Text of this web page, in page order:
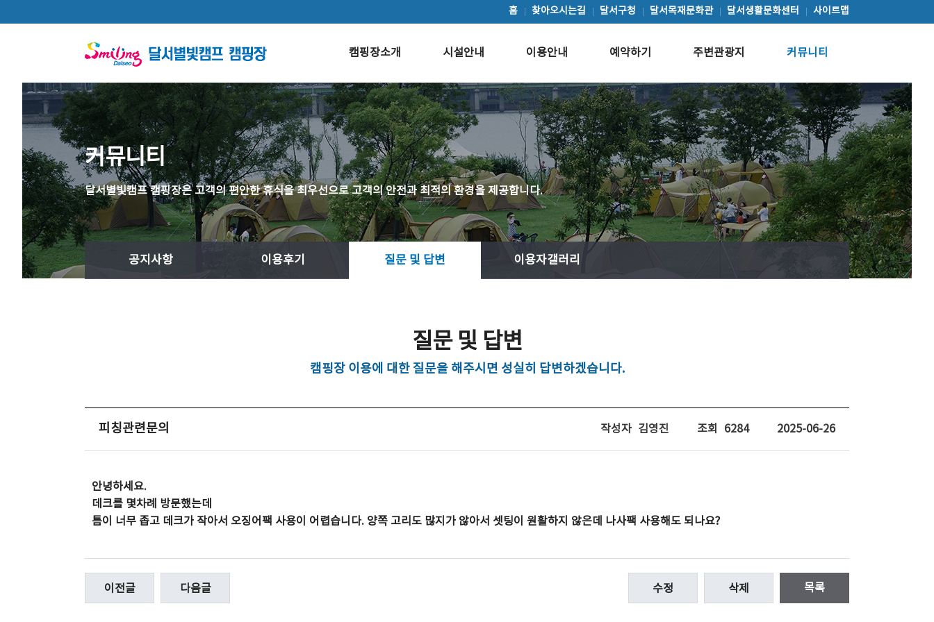
홈 찾아오시는길 달서구청 달서목재문화관 달서생활문화센터 사이트맵
캠핑장소개 시설안내 이용안내 예약하기 주변관광지 커뮤니티
커뮤니티
달서별빛캠프 캠핑장은 고객의 편안한 휴식을 최우선으로 고객의 안전과 최적의 환경을 제공합니다.
공지사항 이용후기 질문 및 답변 이용자갤러리
질문 및 답변
캠핑장 이용에 대한 질문을 해주시면 성실히 답변하겠습니다.
피칭관련문의 작성자 김영진 조회 6284 2025-06-26
안녕하세요.
데크를 몇차례 방문했는데
틈이 너무 좁고 데크가 작아서 오징어팩 사용이 어렵습니다. 양쪽 고리도 많지가 않아서 셋팅이 원활하지 않은데 나사팩 사용해도 되나요?
이전글 다음글 수정 삭제 목록